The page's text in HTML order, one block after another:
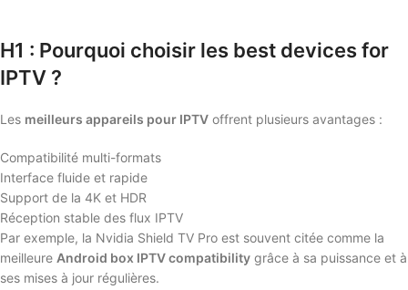
H1 : Pourquoi choisir les best devices for
IPTV ?
Les meilleurs appareils pour IPTV offrent plusieurs avantages :
Compatibilité multi-formats
Interface fluide et rapide
Support de la 4K et HDR
Réception stable des flux IPTV
Par exemple, la Nvidia Shield TV Pro est souvent citée comme la
meilleure Android box IPTV compatibility grâce à sa puissance et à
ses mises à jour régulières.